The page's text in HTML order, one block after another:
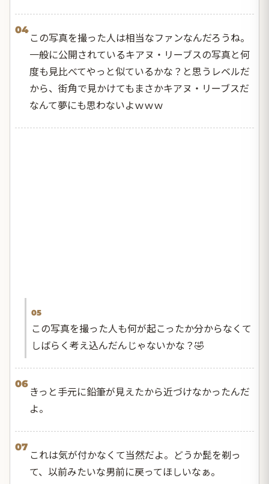
04
この写真を撮った人は相当なファンなんだろうね。
一般に公開されているキアヌ・リーブスの写真と何
度も見比べてやっと似ているかな？と思うレベルだ
から、街角で見かけてもまさかキアヌ・リーブスだ
なんて夢にも思わないよｗｗｗ
05
この写真を撮った人も何が起こったか分からなくて
しばらく考え込んだんじゃないかな？🤣
06
きっと手元に鉛筆が見えたから近づけなかったんだ
よ。
07
これは気が付かなくて当然だよ。どうか髭を剃っ
て、以前みたいな男前に戻ってほしいなぁ。